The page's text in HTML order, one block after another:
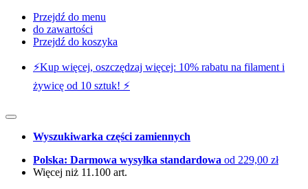
Przejdź do menu
do zawartości
Przejdź do koszyka
⚡️Kup więcej, oszczędzaj więcej: 10% rabatu na filament i
żywicę od 10 sztuk! ⚡️
Wyszukiwarka części zamiennych
Polska: Darmowa wysyłka standardowa od 229,00 zł
Więcej niż 11.100 art.